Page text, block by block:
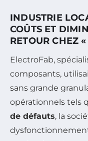
INDUSTRIE
COÛTS ET
RETOUR CHEZ
ElectroFab,
composants,
sans grande
opérationnels tels
de défauts, la